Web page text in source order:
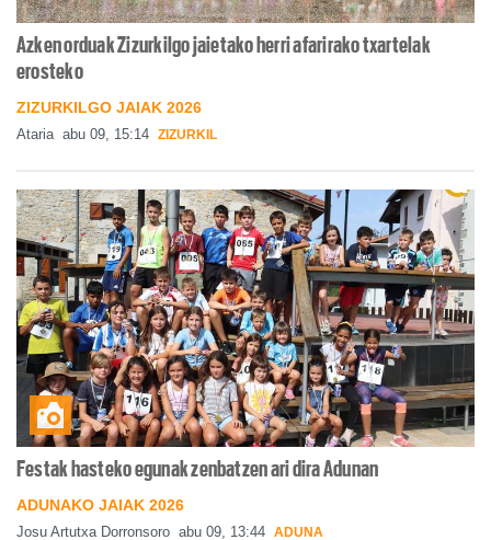
Azken orduak Zizurkilgo jaietako herri afarirako txartelak
erosteko
ZIZURKILGO JAIAK 2026
Ataria abu 09, 15:14 ZIZURKIL
Festak hasteko egunak zenbatzen ari dira Adunan
ADUNAKO JAIAK 2026
Josu Artutxa Dorronsoro abu 09, 13:44 ADUNA